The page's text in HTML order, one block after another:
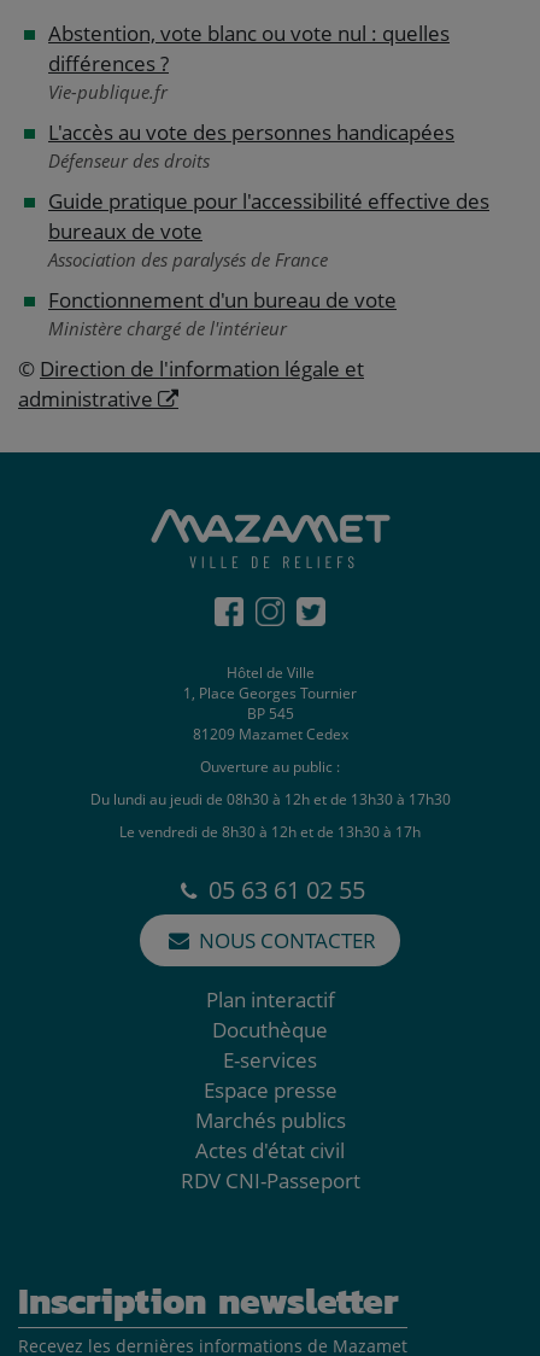
Abstention, vote blanc ou vote nul : quelles
différences ?
Vie-publique.fr
L'accès au vote des personnes handicapées
Défenseur des droits
Guide pratique pour l'accessibilité effective des
bureaux de vote
Association des paralysés de France
Fonctionnement d'un bureau de vote
Ministère chargé de l'intérieur
© Direction de l'information légale et
administrative
Hôtel de Ville
1, Place Georges Tournier
BP 545
81209 Mazamet Cedex
Ouverture au public :
Du lundi au jeudi de 08h30 à 12h et de 13h30 à 17h30
Le vendredi de 8h30 à 12h et de 13h30 à 17h
05 63 61 02 55
NOUS CONTACTER
Plan interactif
Docuthèque
E-services
Espace presse
Marchés publics
Actes d'état civil
RDV CNI-Passeport
Inscription newsletter
Recevez les dernières informations de Mazamet